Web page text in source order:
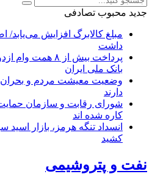
جدید محبوب تصادفی
مبلغ کالابرگ افزایش می‌یابد/
داشت
پرداخت بیش از ۸
بانک ملی ایران
وضعیت معیشت مردم و بحران
دارند
شورای رقابت و سازمان
کاره شده اند
انسداد تنگه هرمز، بازار
کشید
نفت و پتروشیمی